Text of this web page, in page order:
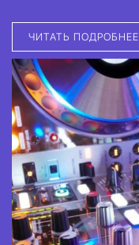
ЧИТАТЬ ПОДРОБНЕЕ